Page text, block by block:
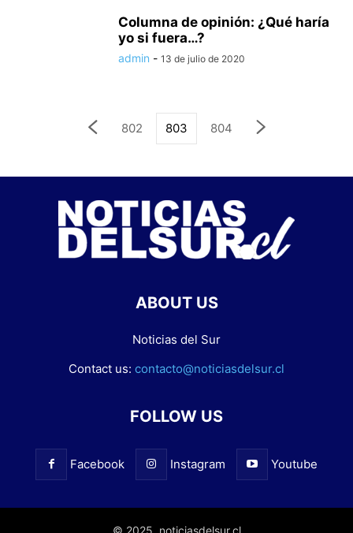
Columna de opinión: ¿Qué haría
yo si fuera…?
admin - 13 de julio de 2020
802 803 804
ABOUT US
Noticias del Sur
Contact us: contacto@noticiasdelsur.cl
FOLLOW US
Facebook Instagram Youtube
© 2025. noticiasdelsur.cl